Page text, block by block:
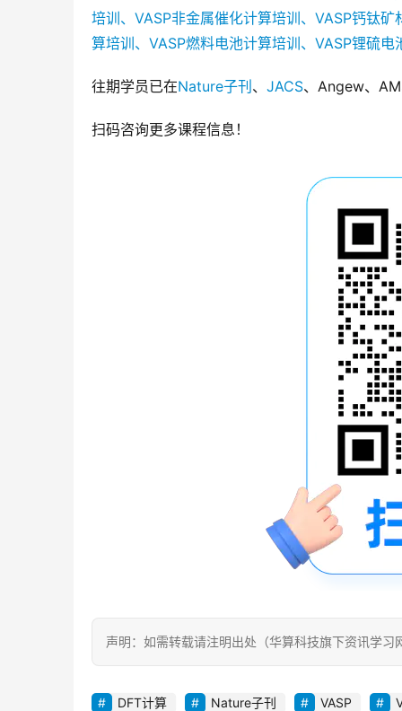
培训、VASP非金属催化计算培训、VASP钙钛
算培训、VASP燃料电池计算培训、VASP锂硫
往期学员已在Nature子刊、 JACS、Angew、
扫码咨询更多课程信息！
声明：如需转载请注明出处（华算科技旗下资讯学
DFT计算 Nature子刊 VASP